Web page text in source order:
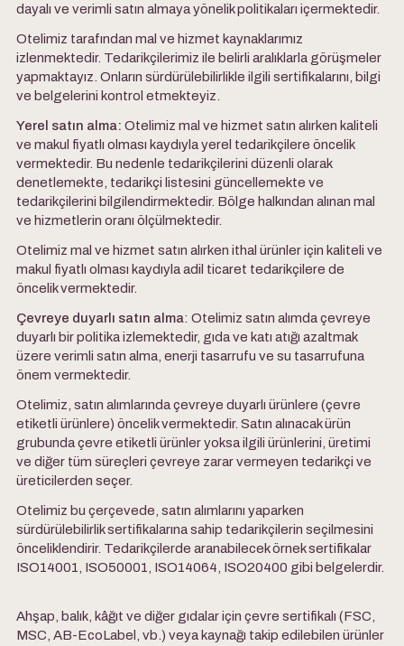
dayalı ve verimli satın almaya yönelik politikaları içermektedir.
Otelimiz tarafından mal ve hizmet kaynaklarımız
izlenmektedir. Tedarikçilerimiz ile belirli aralıklarla görüşmeler
yapmaktayız. Onların sürdürülebilirlikle ilgili sertifikalarını, bilgi
ve belgelerini kontrol etmekteyiz.
Yerel satın alma: Otelimiz mal ve hizmet satın alırken kaliteli
ve makul fiyatlı olması kaydıyla yerel tedarikçilere öncelik
vermektedir. Bu nedenle tedarikçilerini düzenli olarak
denetlemekte, tedarikçi listesini güncellemekte ve
tedarikçilerini bilgilendirmektedir. Bölge halkından alınan mal
ve hizmetlerin oranı ölçülmektedir.
Otelimiz mal ve hizmet satın alırken ithal ürünler için kaliteli ve
makul fiyatlı olması kaydıyla adil ticaret tedarikçilere de
öncelik vermektedir.
Çevreye duyarlı satın alma: Otelimiz satın alımda çevreye
duyarlı bir politika izlemektedir, gıda ve katı atığı azaltmak
üzere verimli satın alma, enerji tasarrufu ve su tasarrufuna
önem vermektedir.
Otelimiz, satın alımlarında çevreye duyarlı ürünlere (çevre
etiketli ürünlere) öncelik vermektedir. Satın alınacak ürün
grubunda çevre etiketli ürünler yoksa ilgili ürünlerini, üretimi
ve diğer tüm süreçleri çevreye zarar vermeyen tedarikçi ve
üreticilerden seçer.
Otelimiz bu çerçevede, satın alımlarını yaparken
sürdürülebilirlik sertifikalarına sahip tedarikçilerin seçilmesini
önceliklendirir. Tedarikçilerde aranabilecek örnek sertifikalar
ISO14001, ISO50001, ISO14064, ISO20400 gibi belgelerdir.
Ahşap, balık, kâğıt ve diğer gıdalar için çevre sertifikalı (FSC,
MSC, AB-EcoLabel, vb.) veya kaynağı takip edilebilen ürünler